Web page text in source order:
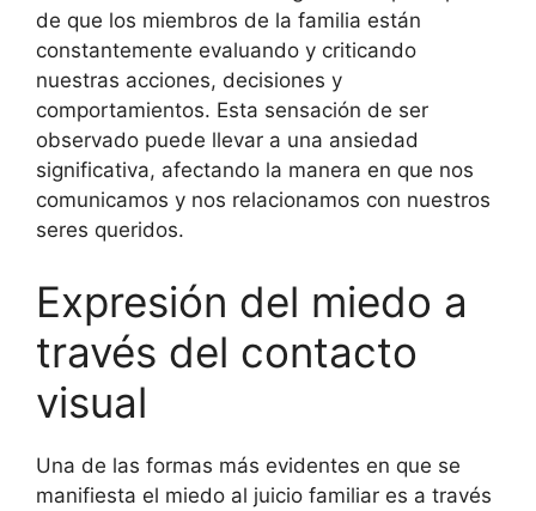
de que los miembros de la familia están
constantemente evaluando y criticando
nuestras acciones, decisiones y
comportamientos. Esta sensación de ser
observado puede llevar a una ansiedad
significativa, afectando la manera en que nos
comunicamos y nos relacionamos con nuestros
seres queridos.
Expresión del miedo a
través del contacto
visual
Una de las formas más evidentes en que se
manifiesta el miedo al juicio familiar es a través